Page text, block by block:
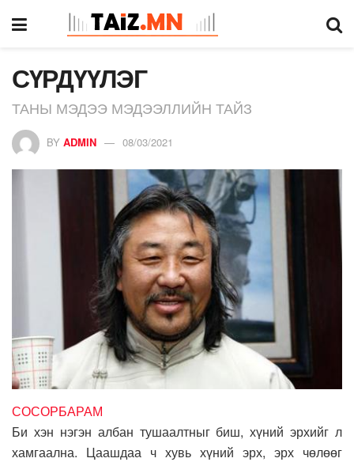
СҮРДҮҮЛЭГ
ТАНЫ МЭДЭЭ МЭДЭЭЛЛИЙН ТАЙЗ
BY ADMIN 08/03/2021
СОСОРБАРАМ
Би хэн нэгэн албан тушаалтныг биш, хүний эрхийг л
хамгаална. Цаашдаа ч хувь хүний эрх, эрх чөлөөг